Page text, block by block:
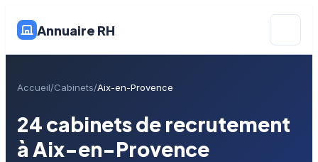
Annuaire RH
Accueil Cabinets Aix-en-Provence
24 cabinets de recrutement
à Aix-en-Provence